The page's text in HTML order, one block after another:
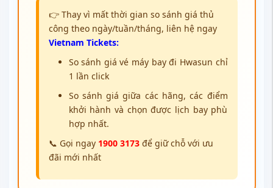
👉 Thay vì mất thời gian so sánh giá thủ
công theo ngày/tuần/tháng, liên hệ ngay
Vietnam Tickets:
So sánh giá vé máy bay đi Hwasun chỉ
1 lần click
So sánh giá giữa các hãng, các điểm
khởi hành và chọn được lịch bay phù
hợp nhất.
📞 Gọi ngay 1900 3173để giữ chỗ với ưu
đãi mới nhất